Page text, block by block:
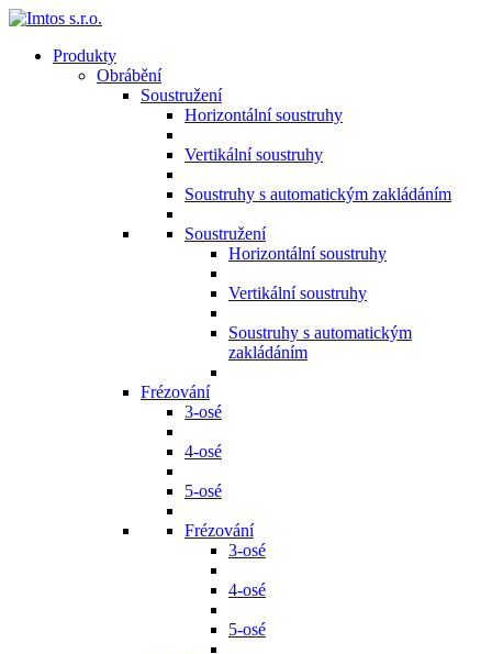
Produkty
Obrábění
Soustružení
Horizontální soustruhy
Vertikální soustruhy
Soustruhy s automatickým zakládáním
Soustružení
Horizontální soustruhy
Vertikální soustruhy
Soustruhy s automatickým
zakládáním
Frézování
3-osé
4-osé
5-osé
Frézování
3-osé
4-osé
5-osé